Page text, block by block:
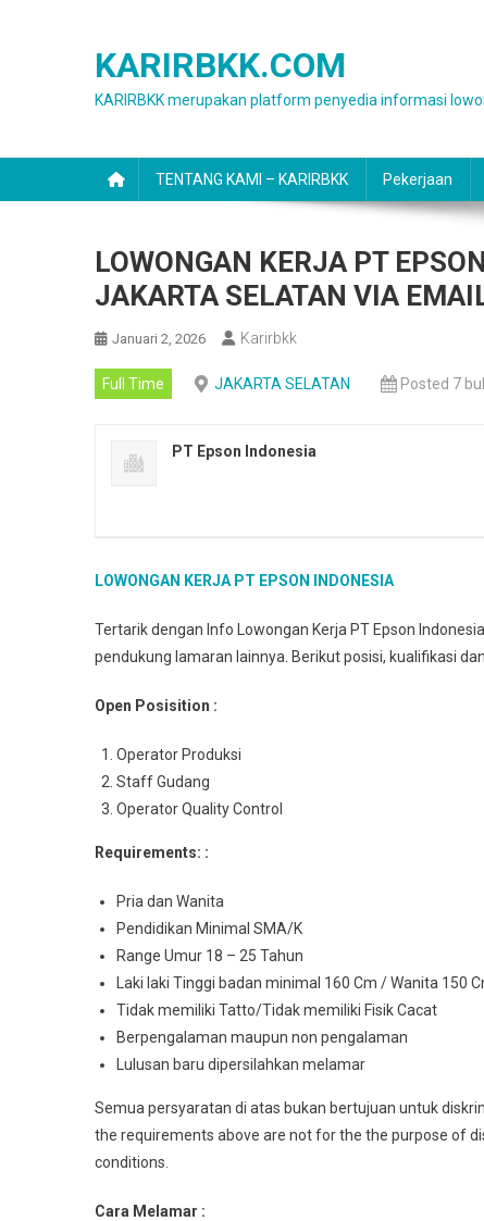
KARIRBKK.COM
KARIRBKK merupakan platform penyedia informasi
TENTANG KAMI – KARIRBKK Pekerjaan
LOWONGAN KERJA PT
JAKARTA SELATAN VIA
Januari 2, 2026 Karirbkk
Full Time JAKARTA SELATAN Posted 7
PT Epson Indonesia
LOWONGAN KERJA PT EPSON INDONESIA
Tertarik dengan Info Lowongan Kerja PT Epson
pendukung lamaran lainnya. Berikut posisi, kualifikasi
Open Posisition :
Operator Produksi
Staff Gudang
Operator Quality Control
Requirements: :
Pria dan Wanita
Pendidikan Minimal SMA/K
Range Umur 18 – 25 Tahun
Laki laki Tinggi badan minimal 160 Cm / Wanita 150
Tidak memiliki Tatto/Tidak memiliki Fisik Cacat
Berpengalaman maupun non pengalaman
Lulusan baru dipersilahkan melamar
Semua persyaratan di atas bukan bertujuan untuk
the requirements above are not for the the purpose of
conditions.
Cara Melamar :